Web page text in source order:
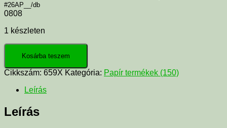
#26AP__/db
0808
1 készleten
Kosárba teszem
Cikkszám: 659X Kategória: Papír termékek (150)
Leírás
Leírás